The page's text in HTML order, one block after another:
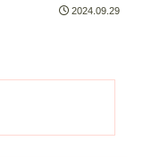
2024.09.29